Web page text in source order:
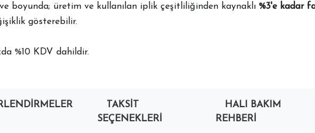
ve boyunda; üretim ve kullanılan iplik çeşitliliğinden kaynaklı %3'e kadar
gösterebilir.
%10 KDV dahildir.
TAKSIT
SEÇENEKLERI
HALI BAKIM
REHBERI